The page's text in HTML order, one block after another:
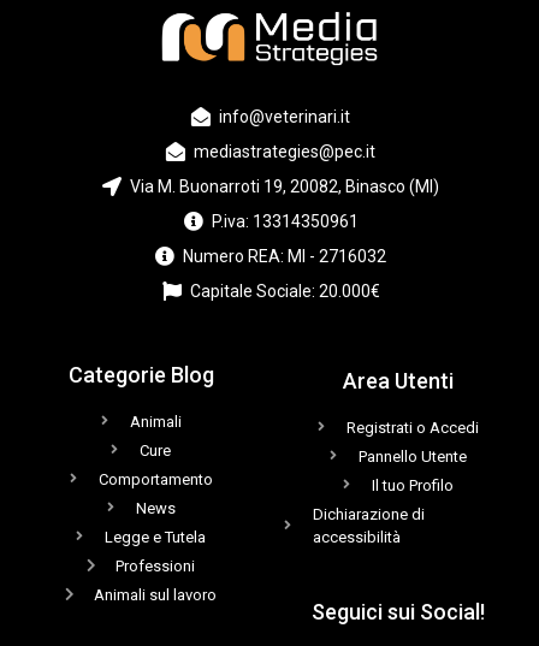
info@veterinari.it
mediastrategies@pec.it
Via M. Buonarroti 19, 20082, Binasco (MI)
P.iva: 13314350961
Numero REA: MI - 2716032
Capitale Sociale: 20.000€
Categorie Blog
Animali
Cure
Comportamento
News
Legge e Tutela
Professioni
Animali sul lavoro
Area Utenti
Registrati o Accedi
Pannello Utente
Il tuo Profilo
Dichiarazione di
accessibilità
Seguici sui Social!